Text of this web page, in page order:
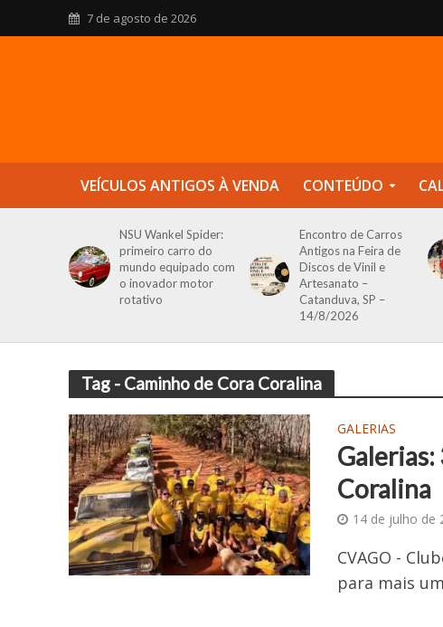
7 de agosto de 2026
VEÍCULOS ANTIGOS À VENDA CONTEÚDO
NSU Wankel Spider:
primeiro carro do
mundo equipado com
o inovador motor
rotativo
Encontro de Carros
Antigos na Feira de
Discos de Vinil e
Artesanato –
Catanduva, SP –
14/8/2026
Tag - Caminho de Cora Coralina
GALERIAS
Galerias:
Coralina
14 de julho de
CVAGO -
para mais